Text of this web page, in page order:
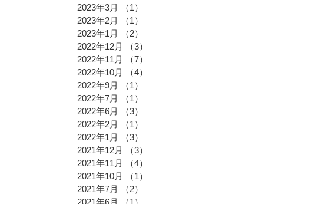
2023年3月
（1）
2023年2月
（1）
2023年1月
（2）
2022年12月
（3）
2022年11月
（7）
2022年10月
（4）
2022年9月
（1）
2022年7月
（1）
2022年6月
（3）
2022年2月
（1）
2022年1月
（3）
2021年12月
（3）
2021年11月
（4）
2021年10月
（1）
2021年7月
（2）
2021年6月
（1）